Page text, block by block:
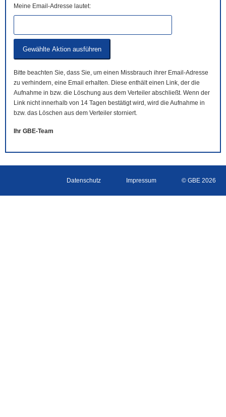
Meine Email-Adresse lautet:
Bitte beachten Sie, dass Sie, um einen Missbrauch ihrer Email-Adresse
zu verhindern, eine Email erhalten. Diese enthält einen Link, der die
Aufnahme in bzw. die Löschung aus dem Verteiler abschließt. Wenn der
Link nicht innerhalb von 14 Tagen bestätigt wird, wird die Aufnahme in
bzw. das Löschen aus dem Verteiler storniert.
Ihr GBE-Team
Datenschutz Impressum © GBE 2026